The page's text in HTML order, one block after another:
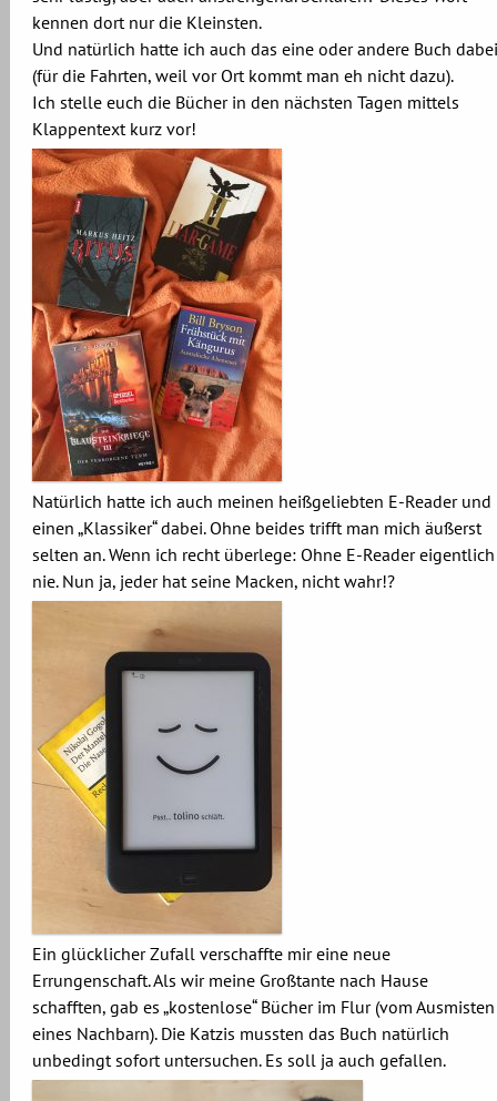
kennen dort nur die Kleinsten.
Und natürlich hatte ich auch das eine oder andere Buch dabei
(für die Fahrten, weil vor Ort kommt man eh nicht dazu).
Ich stelle euch die Bücher in den nächsten Tagen mittels
Klappentext kurz vor!
Natürlich hatte ich auch meinen heißgeliebten E-Reader und
einen „Klassiker“ dabei. Ohne beides trifft man mich äußerst
selten an. Wenn ich recht überlege: Ohne E-Reader eigentlich
nie. Nun ja, jeder hat seine Macken, nicht wahr!?
Ein glücklicher Zufall verschaffte mir eine neue
Errungenschaft. Als wir meine Großtante nach Hause
schafften, gab es „kostenlose“ Bücher im Flur (vom Ausmisten
eines Nachbarn). Die Katzis mussten das Buch natürlich
unbedingt sofort untersuchen. Es soll ja auch gefallen.